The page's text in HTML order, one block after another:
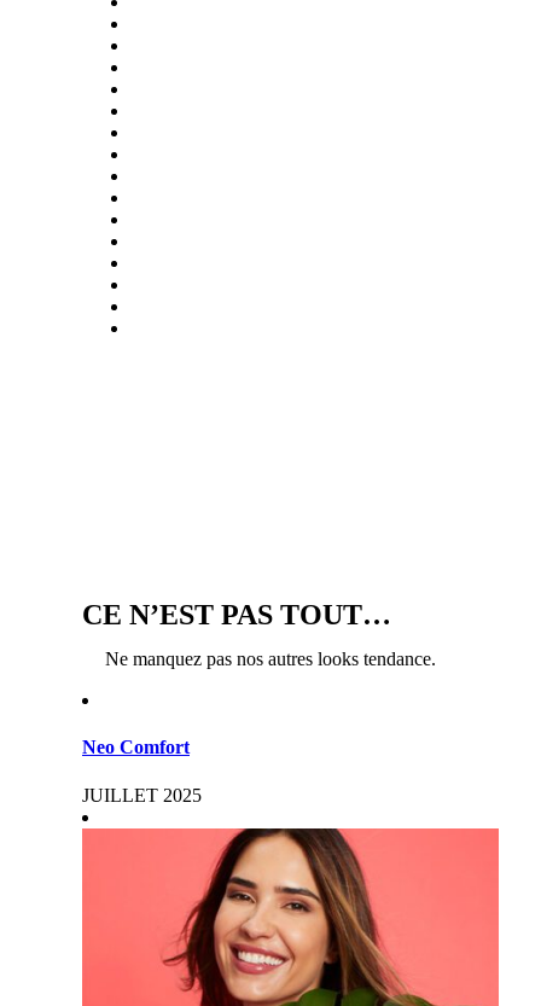
CE N’EST PAS TOUT…
Ne manquez pas nos autres looks tendance.
Neo Comfort
JUILLET 2025